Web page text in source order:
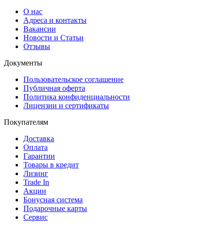
О нас
Адреса и контакты
Вакансии
Новости и Статьи
Отзывы
Документы
Пользовательское соглашение
Публичная оферта
Политика конфиденциальности
Лицензии и сертификаты
Покупателям
Доставка
Оплата
Гарантии
Товары в кредит
Лизинг
Trade In
Акции
Бонусная система
Подарочные карты
Сервис